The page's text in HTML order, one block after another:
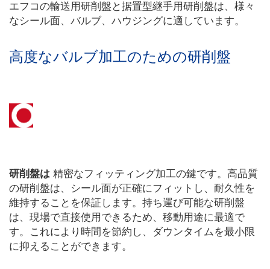
エフコの輸送用研削盤と据置型継手用研削盤は、様々
なシール面、バルブ、ハウジングに適しています。
高度なバルブ加工のための研削盤
研削盤は 精密なフィッティング加工の鍵です。高品質
の研削盤は、シール面が正確にフィットし、耐久性を
維持することを保証します。持ち運び可能な研削盤
は、現場で直接使用できるため、移動用途に最適で
す。これにより時間を節約し、ダウンタイムを最小限
に抑えることができます。